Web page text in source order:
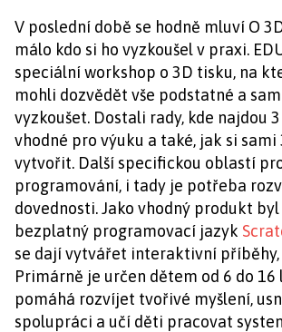
V poslední době se hodně mluví O
málo kdo si ho vyzkoušel v praxi.
speciální workshop o 3D tisku, na
mohli dozvědět vše podstatné a
vyzkoušet. Dostali rady, kde najdou
vhodné pro výuku a také, jak si sami
vytvořit. Další specifickou oblastí
programování, i tady je potřeba
dovednosti. Jako vhodný produkt
bezplatný programovací jazyk
se dají vytvářet interaktivní příběhy,
Primárně je určen dětem od 6 do 16
pomáhá rozvíjet tvořivé myšlení,
spolupráci a učí děti pracovat